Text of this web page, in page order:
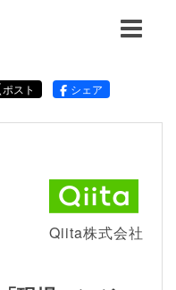
ポスト シェア
Qiita株式会社